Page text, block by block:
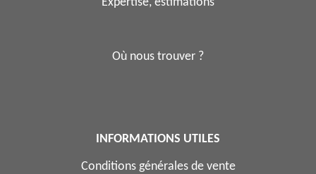
Où nous trouver ?
INFORMATIONS UTILES
Conditions générales de vente